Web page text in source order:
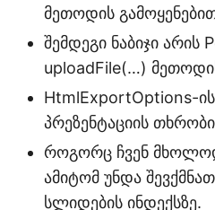
მეთოდის
შემდეგი ნაბიჯი
uploadFile(…)
HtmlExportOptions-
პრეზენტაციის
როგორც ჩვენ
ამიტომ უნდა
სლიდების ინდექსზე.